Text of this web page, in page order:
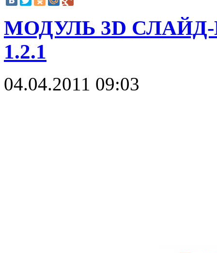
МОДУЛЬ 3D СЛАЙД-
1.2.1
04.04.2011 09:03